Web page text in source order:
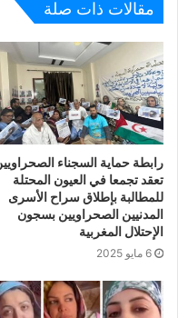
الشوفينية والعنصرية
سبتمبر 2020
احمد بابو، من مضايقات
المغربية طالت بداية
ولحسن دليل , ولاحقا
واصيبت على مستوى
من الاقتراب من المنزل.
– تحث المجتمع الدولي الى
أوضاع حقوق الإنسان
التصعيد ضد المناضلين
مقالات ذات صلة
رابطة حماية السجناء
تعقد تجمعا في العيون المحتلة
للمطالبة بإطلاق سراح الأسرى
المدنيين الصحراويين بسجون
الإحتلال المغربية
6 مايو 2025